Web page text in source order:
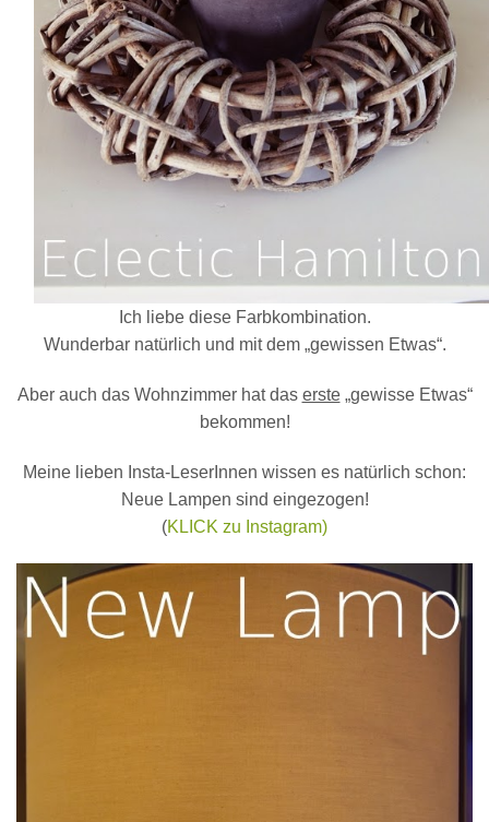
Ich liebe diese Farbkombination.
Wunderbar natürlich und mit dem „gewissen Etwas“.
Aber auch das Wohnzimmer hat das erste„gewisse Etwas“
bekommen!
Meine lieben Insta-LeserInnen wissen es natürlich schon:
Neue Lampen sind eingezogen!
(KLICK zu Instagram)